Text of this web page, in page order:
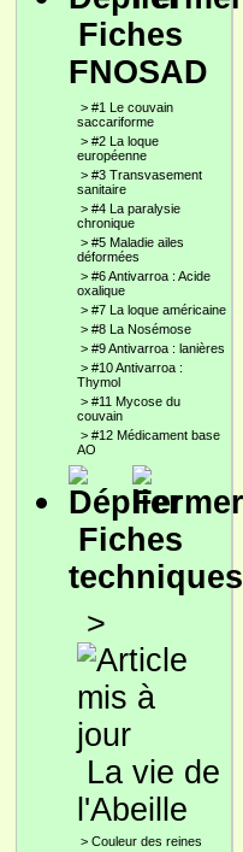
Fiches
FNOSAD
> #1 Le couvain
saccariforme
> #2 La loque
européenne
> #3 Transvasement
sanitaire
> #4 La paralysie
chronique
> #5 Maladie ailes
déformées
> #6 Antivarroa : Acide
oxalique
> #7 La loque américaine
> #8 La Nosémose
> #9 Antivarroa : lanières
> #10 Antivarroa :
Thymol
> #11 Mycose du
couvain
> #12 Médicament base
AO
Fiches
techniques
>
La vie de
l'Abeille
> Couleur des reines